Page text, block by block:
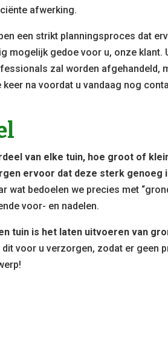
afwerking.
een strikt planningsproces dat
mogelijk gedoe voor u, onze klant.
zal worden afgehandeld,
na voordat u vandaag nog
van elke tuin, hoe groot of
ervoor dat deze sterk genoeg
wat bedoelen we precies met
voor- en nadelen.
tuin is het laten uitvoeren van
voor u verzorgen, zodat er geen